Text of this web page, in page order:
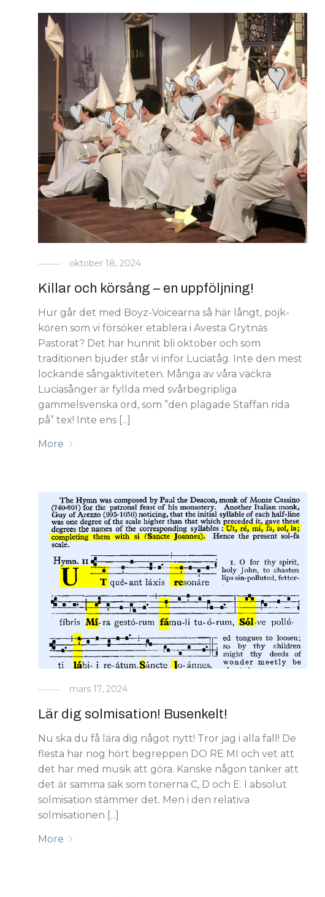
oktober 18, 2024
Killar och körsång – en uppföljning!
Hur går det med Boyz-Voicearna så här långt, pojk-
kören som vi försöker etablera i Avesta Grytnäs
Pastorat? Det har hunnit bli oktober och som
traditionen bjuder står vi inför Luciatåg. Inte den mest
lockande sångaktiviteten. Många av våra vackra
Luciasånger är fyllda med svårbegripliga
gammelsvenska ord, som ”den plägade Staffan rida
på” tex! Inte ens [...]
More
mars 17, 2024
Lär dig solmisation! Busenkelt!
Nu ska du få lära dig något nytt! Tror jag i alla fall! De
flesta har nog hört begreppen DO RE MI och vet att
det har med musik att göra. Kanske någon tänker att
det är samma sak som tonerna C, D och E. I absolut
solmisation stämmer det. Men i den relativa
solmisationen [...]
More